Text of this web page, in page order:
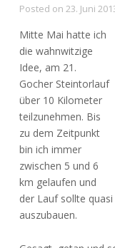
Posted on 23. Juni
Mitte Mai hatte ich
die wahnwitzige
Idee, am 21.
Gocher Steintorlauf
über 10 Kilometer
teilzunehmen. Bis
zu dem Zeitpunkt
bin ich immer
zwischen 5 und 6
km gelaufen und
der Lauf sollte
auszubauen.